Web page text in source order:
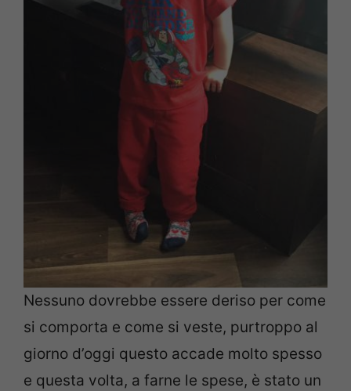
Nessuno dovrebbe essere deriso per come
si comporta e come si veste, purtroppo al
giorno d’oggi questo accade molto spesso
e questa volta, a farne le spese, è stato un